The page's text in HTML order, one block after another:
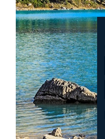
MEDLEMSINFORMATION
BOKNING
SVERIGE